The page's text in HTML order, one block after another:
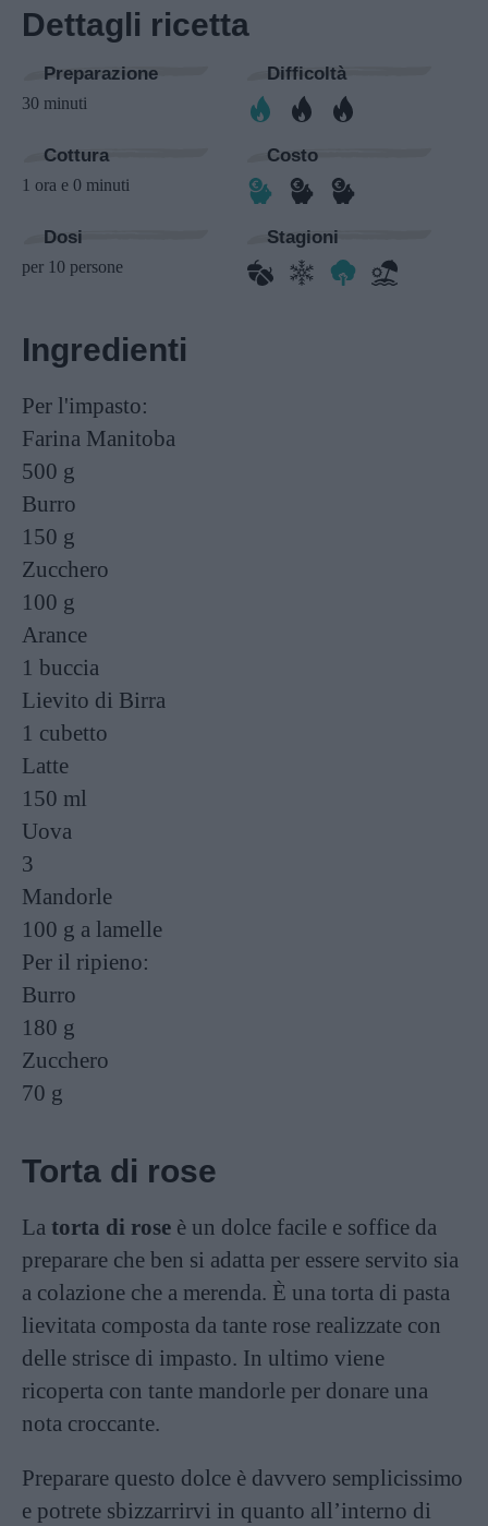
Dettagli ricetta
Preparazione
30 minuti
Difficoltà
Cottura
1 ora e 0 minuti
Costo
Dosi
per 10 persone
Stagioni
Ingredienti
Per l'impasto:
Farina Manitoba
500 g
Burro
150 g
Zucchero
100 g
Arance
1 buccia
Lievito di Birra
1 cubetto
Latte
150 ml
Uova
3
Mandorle
100 g a lamelle
Per il ripieno:
Burro
180 g
Zucchero
70 g
Torta di rose
La torta di rose è un dolce facile e soffice da
preparare che ben si adatta per essere servito sia
a colazione che a merenda. È una torta di pasta
lievitata composta da tante rose realizzate con
delle strisce di impasto. In ultimo viene
ricoperta con tante mandorle per donare una
nota croccante.
Preparare questo dolce è davvero semplicissimo
e potrete sbizzarrirvi in quanto all’interno di